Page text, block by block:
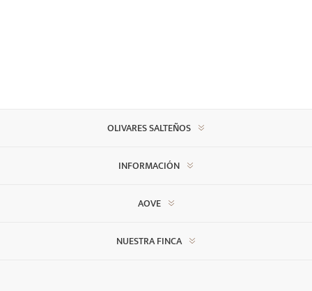
OLIVARES SALTEÑOS
INFORMACIÓN
AOVE
NUESTRA FINCA